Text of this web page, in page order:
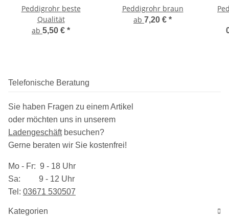
Peddigrohr beste
Qualität
ab 5,50 € *
Peddigrohr braun
ab 7,20 € *
Telefonische Beratung
Sie haben Fragen zu einem Artikel
oder möchten uns in unserem
Ladengeschäftbesuchen?
Gerne beraten wir Sie kostenfrei!
Mo - Fr: 9 - 18 Uhr
Sa: 9 - 12 Uhr
Tel: 03​671 530507
Kategorien